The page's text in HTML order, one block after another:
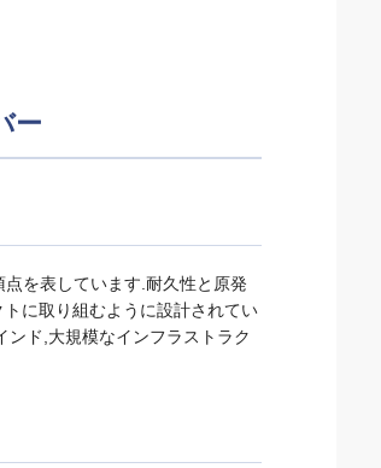
ー
を表しています.耐久性と原発
に取り組むように設計されてい
ド,大規模なインフラストラク